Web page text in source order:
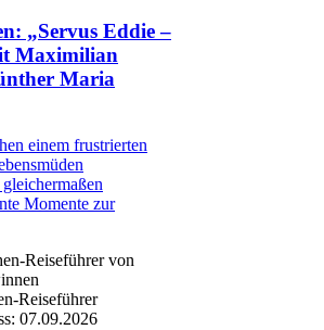
„Servus Eddie –
Maximilian
Maria
einem frustrierten
Momente zur
Reiseführer von
07.09.2026